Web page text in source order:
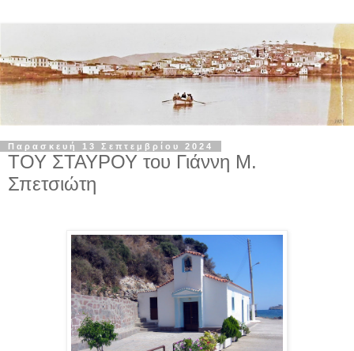
Παρασκευή 13 Σεπτεμβρίου 2024
ΤΟΥ ΣΤΑΥΡΟΥ του Γιάννη Μ.
Σπετσιώτη